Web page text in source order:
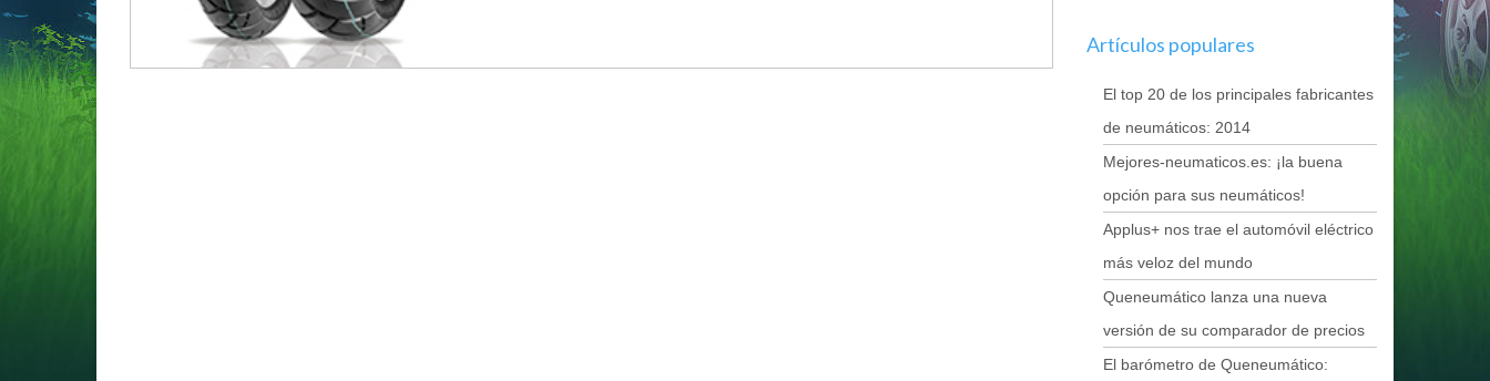
Artículos populares
El top 20 de los principales fabricantes
de neumáticos: 2014
Mejores-neumaticos.es: ¡la buena
opción para sus neumáticos!
Applus+ nos trae el automóvil eléctrico
más veloz del mundo
Queneumático lanza una nueva
versión de su comparador de precios
El barómetro de Queneumático: